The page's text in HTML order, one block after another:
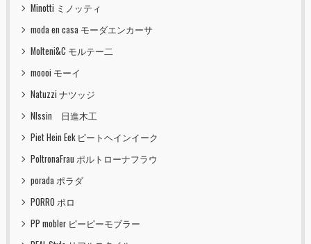
Minotti ミノッティ
moda en casa モーダエンカーサ
Molteni&C モルテー二
moooi モーイ
Natuzzi ナツッジ
NIssin 日進木工
Piet Hein Eek ピートヘインイーク
PoltronaFrau ポルトローナフラウ
porada ポラダ
PORRO ポロ
PP mobler ピーピーモブラー